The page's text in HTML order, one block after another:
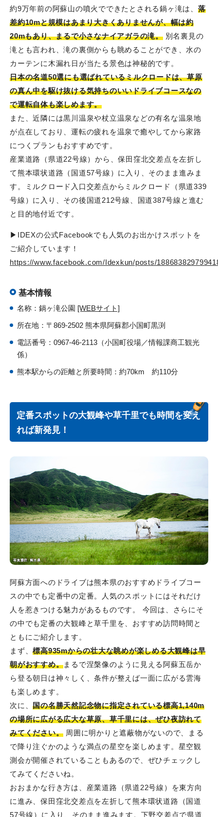
約9万年前の阿蘇山の噴火でできたとされる鍋ヶ滝は、 落
差約10mと規模はあまり大きくありませんが、幅は約
20mもあり、まるで小さなナイアガラの滝。別名裏見の
滝とも言われ、滝の裏側からも眺めることができ、水の
カーテンに木漏れ日が当たる景色は神秘的です。
日本の名道50選にも選ばれているミルクロードは、草原
の真ん中を駆け抜ける気持ちのいいドライブコースなの
で運転自体も楽しめます。
また、近隣には黒川温泉や杖立温泉などの有名な温泉地
が点在しており、運転の疲れを温泉で癒やしてから家路
につくプランもおすすめです。
産業道路（県道22号線）から、保田窪北交差点を左折し
て熊本環状道路（国道57号線）に入り、そのまま進みま
す。ミルクロード入口交差点からミルクロード（県道339
号線）に入り、その後国道212号線、国道387号線と進む
と目的地付近です。
▶IDEXの公式Facebookでも人気のお出かけスポットを
ご紹介しています！
https://www.facebook.com/Idexkun/posts/
基本情報
名称：鍋ヶ滝公園 [WEBサイト]
所在地：〒869-2502 熊本県阿蘇郡小国町黒渕
電話番号：0967-46-2113（小国町役場／情報課商工観光
係）
熊本駅からの距離と所要時間：約70km 約110分
定番スポットの大観峰や草千里でも時間を変え
れば新発見！
阿蘇方面へのドライブは熊本県のおすすめドライブコー
スの中でも定番中の定番。人気のスポットにはそれだけ
人を惹きつける魅力があるものです。 今回は、さらにそ
の中でも定番の大観峰と草千里を、おすすめ訪問時間と
ともにご紹介します。
まず、標高935mからの壮大な眺めが楽しめる大観峰は早
朝がおすすめ。まるで涅槃像のように見える阿蘇五岳か
ら登る朝日は神々しく、条件が整えば一面に広がる雲海
も楽しめます。
次に、国の名勝天然記念物に指定されている標高1,140m
の場所に広がる広大な草原、草千里には、ぜひ夜訪れて
みてください。 周囲に明かりと遮蔽物がないので、まる
で降り注ぐかのような満点の星空を楽しめます。星空観
測会が開催されていることもあるので、ぜひチェックし
てみてくださいね。
おおまかな行き方は、産業道路（県道22号線）を東方向
に進み、保田窪北交差点を左折して熊本環状道路（国道
57号線）に入り、そのまま進みます。下野交差点で県道